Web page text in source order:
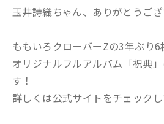
玉井詩織ちゃん、ありがとうござ
ももいろクローバーZの3年ぶり6
オリジナルフルアルバム「祝典
す！
詳しくは公式サイトをチェックし